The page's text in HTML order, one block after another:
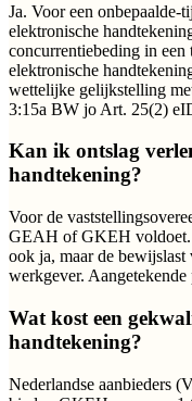
Ja. Voor een onbepaalde-
elektronische
concurrentiebeding in
elektronische
wettelijke gelijkstelling
3:15a BW jo Art. 25(2)
Kan ik ontslag
handtekening?
Voor de
GEAH of GKEH voldoet.
ook ja, maar de
werkgever.
Wat kost een
handtekening?
Nederlandse aanbieders